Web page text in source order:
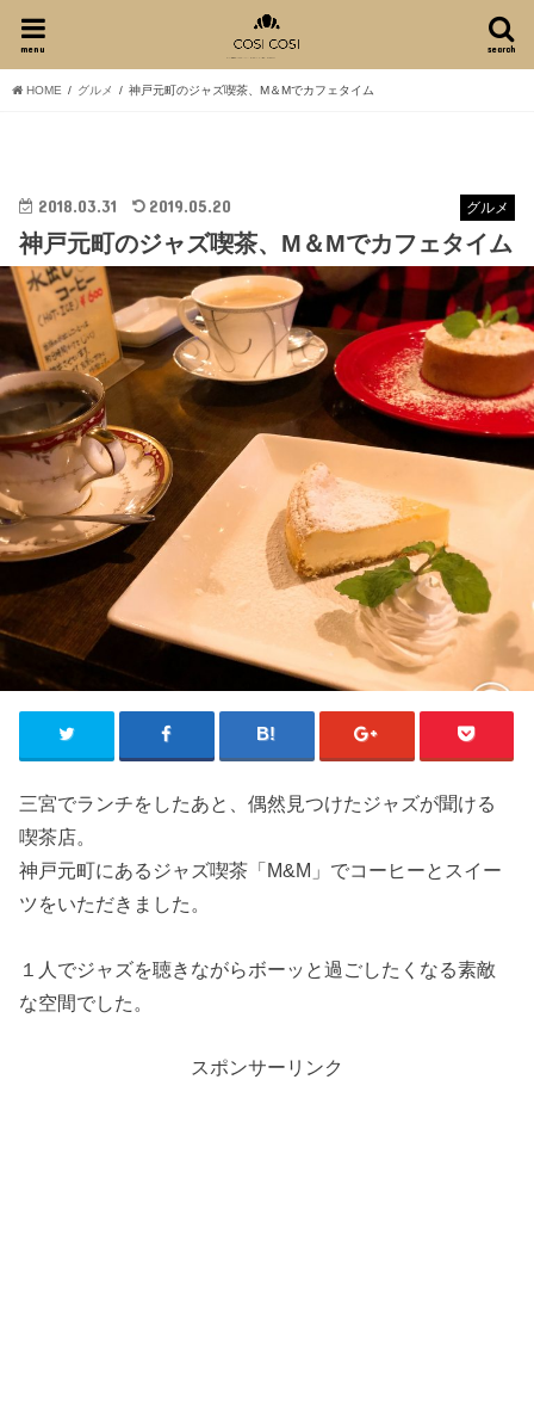
search
menu
HOME グルメ 神戸元町のジャズ喫茶、M＆Mでカフェタイム
グルメ
2018.03.31 2019.05.20
神戸元町のジャズ喫茶、M＆Mでカフェタイム
三宮でランチをしたあと、偶然見つけたジャズが聞ける
喫茶店。
神戸元町にあるジャズ喫茶「M&M」でコーヒーとスイー
ツをいただきました。
１人でジャズを聴きながらボーッと過ごしたくなる素敵
な空間でした。
スポンサーリンク